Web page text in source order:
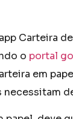
Carteira
o portal
em